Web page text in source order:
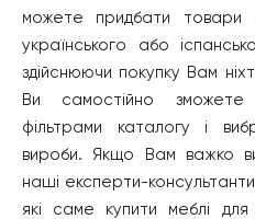
можете придбати товари
українського або
здійснюючи покупку Вам
Ви самостійно зможете
фільтрами каталогу і
вироби. Якщо Вам важко
наші експерти-
які саме купити меблі для